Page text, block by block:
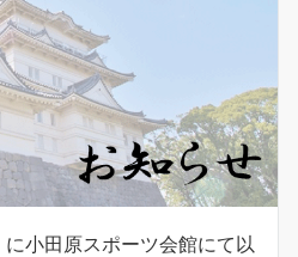
小田原スポーツ会館にて以